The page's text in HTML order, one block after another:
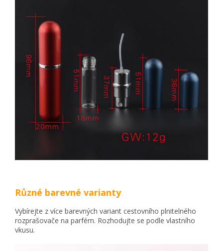
Různé barevné varianty
Vybírejte z více barevných variant cestovního plnitelného
rozprašovače na parfém. Rozhodujte se podle vlastního
vkusu.